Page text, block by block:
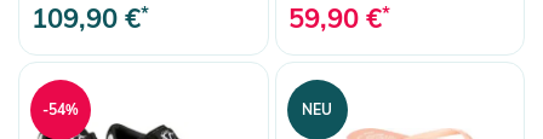
109,90 €* 59,90 €*
-54% NEU